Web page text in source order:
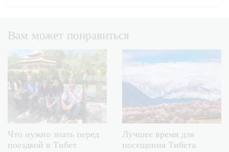
Вам может понравиться
Что нужно знать перед
поездкой в Тибет
Лучшее время для
посещения Тибета